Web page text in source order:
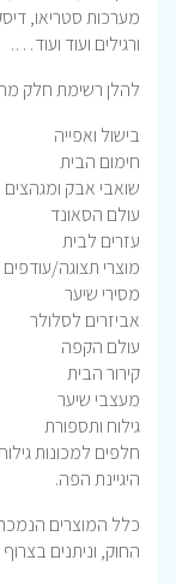
מערכות סטריאו,
ורגילים ועוד ועוד….
להלן רשימת חלק
בישול ואפייה
חימום הבית
שואבי אבק ומגהצים
עולם הסאונד
עזרים לבית
מוצרי תצוגה/עודפים
מסירי שיער
אביזרים לסלולר
עולם הקפה
קירור הבית
מעצבי שיער
גילוח ותספורת
חלפים למכונות גילוח
היגיינת הפה.
כלל המוצרים
החוק, וניתנים